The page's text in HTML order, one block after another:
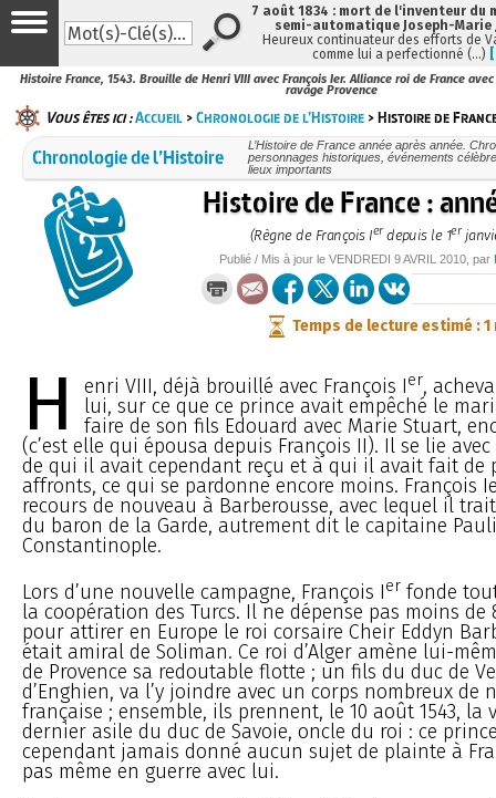
Histoire France, 1543. Brouille de Henri VIII avec François Ier. Alliance roi de France
ravage Provence
Vous êtes ici :Accueil >Chronologie de l’Histoire > Histoire de
Chronologie de l’Histoire
L’Histoire de France année après année.
personnages historiques, événements
lieux importants
Histoire de France :
(Règne de François Ier depuis le 1er
Publié / Mis à jour le VENDREDI 9 AVRIL 2010 , par
Temps de lecture estimé : 1
H enri VIII, déjà brouillé avec François Ier,
lui, sur ce que ce prince avait empêché le
faire de son fils Edouard avec Marie Stuart,
(c’est elle qui épousa depuis François II). Il se lie
de qui il avait cependant reçu et à qui il avait fait de
affronts, ce qui se pardonne encore moins. François
recours de nouveau à Barberousse, avec lequel il
du baron de la Garde, autrement dit le capitaine
Constantinople.
Lors d’une nouvelle campagne, François Ier fonde
la coopération des Turcs. Il ne dépense pas moins de
pour attirer en Europe le roi corsaire Cheir Eddyn
était amiral de Soliman. Ce roi d’Alger amène lui-
de Provence sa redoutable flotte ; un fils du duc de
d’Enghien, va l’y joindre avec un corps nombreux de
française ; ensemble, ils prennent, le 10 août 1543, la
dernier asile du duc de Savoie, oncle du roi : ce
cependant jamais donné aucun sujet de plainte à
pas même en guerre avec lui.
7 août 1834 : mort de l'inventeur du
semi-automatique Joseph-Marie
Heureux continuateur des efforts de
comme lui a perfectionné (…)